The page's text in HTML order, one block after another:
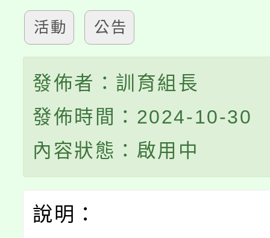
活動 公告
發佈者：訓育組長
發佈時間：2024-10-30
內容狀態：啟用中
說明：